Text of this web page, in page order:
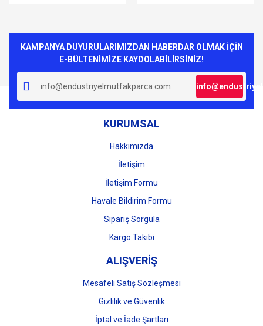
KAMPANYA DUYURULARIMIZDAN HABERDAR OLMAK İÇİN
E-BÜLTENİMİZE KAYDOLABİLİRSİNİZ!
KURUMSAL
Hakkımızda
İletişim
İletişim Formu
Havale Bildirim Formu
Sipariş Sorgula
Kargo Takibi
ALIŞVERİŞ
Mesafeli Satış Sözleşmesi
Gizlilik ve Güvenlik
İptal ve İade Şartları